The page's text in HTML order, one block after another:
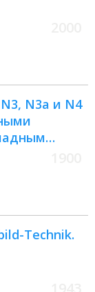
N3а и N4
Technik.